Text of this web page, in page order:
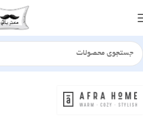
خانه پتو چهارفصل